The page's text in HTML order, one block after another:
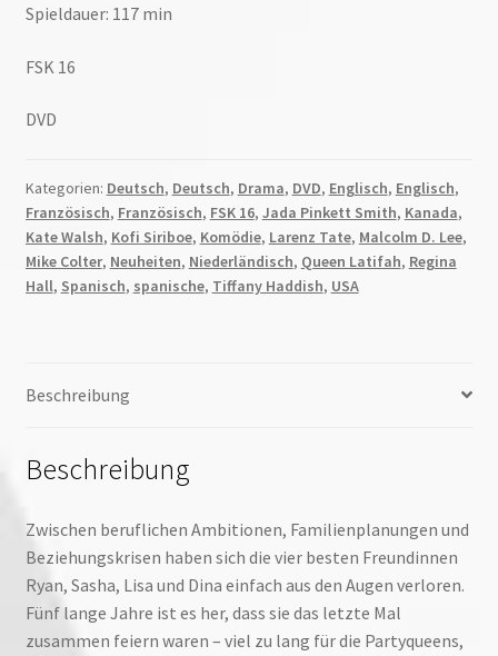
Spieldauer: 117 min
FSK 16
DVD
Kategorien: Deutsch, Deutsch, Drama, DVD, Englisch, Englisch,
Französisch, Französisch, FSK 16, Jada Pinkett Smith, Kanada,
Kate Walsh, Kofi Siriboe, Komödie, Larenz Tate, Malcolm D. Lee,
Mike Colter, Neuheiten, Niederländisch, Queen Latifah, Regina
Hall, Spanisch, spanische, Tiffany Haddish, USA
Beschreibung
Beschreibung
Zwischen beruflichen Ambitionen, Familienplanungen und
Beziehungskrisen haben sich die vier besten Freundinnen
Ryan, Sasha, Lisa und Dina einfach aus den Augen verloren.
Fünf lange Jahre ist es her, dass sie das letzte Mal
zusammen feiern waren – viel zu lang für die Partyqueens,